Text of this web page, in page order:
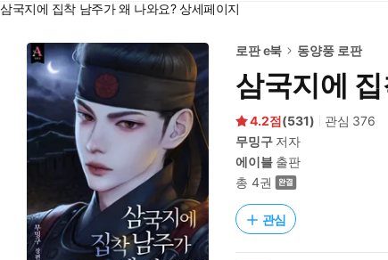
동
삼국지에 집착 남주가 왜 나와요? 상세페이지
로판 e북 동양풍 로판
삼국지에
4.2 (531) 관심 376
무밍구저자
에이블출판
총 4권
관심